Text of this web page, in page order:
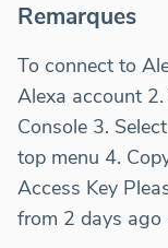
Remarques
To connect to
Alexa account
Console 3.
top menu 4.
Access Key
from 2 days ago